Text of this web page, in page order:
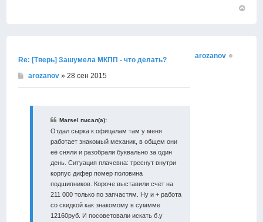
Re: [Тверь] Зашумела МКПП - что делать?
arozanov » 28 сен 2015
Marsel писал(а):
Отдал сырка к офицалам там у меня
работает знакомый механик, в общем они
её сняли и разобрали буквально за один
день. Ситуация плачевна: треснут внутри
корпус дифер помер половина
подшипников. Короче выставили счет на
211 000 только по запчастям. Ну и + работа
со скидкой как знакомому в суммме
12160руб. И посоветовали искать б.у
arozanov